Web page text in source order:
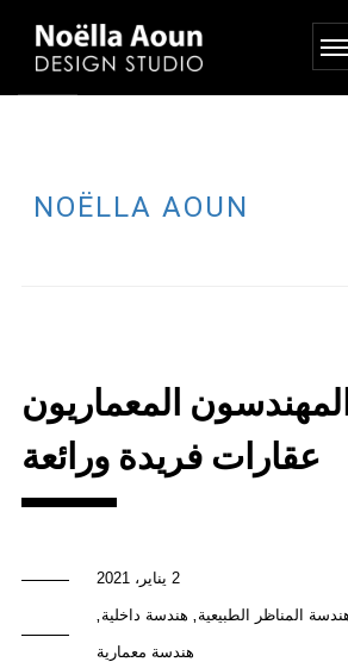
NOËLLA AOUN
المعماريون
عقارات فريدة ورائعة
2 يناير، 2021
المناظر الطبيعية هندسة داخلية
هندسة معمارية